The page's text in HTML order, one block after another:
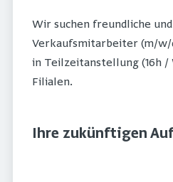
Wir suchen freundliche
Verkaufsmitarbeiter (m/w/
in Teilzeitanstellung (16h /
Filialen.
Ihre zukünftigen